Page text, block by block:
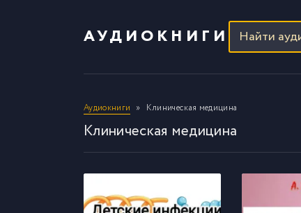
АУДИОКНИГИ
Аудиокниги Клиническая медицина
Клиническая медицина